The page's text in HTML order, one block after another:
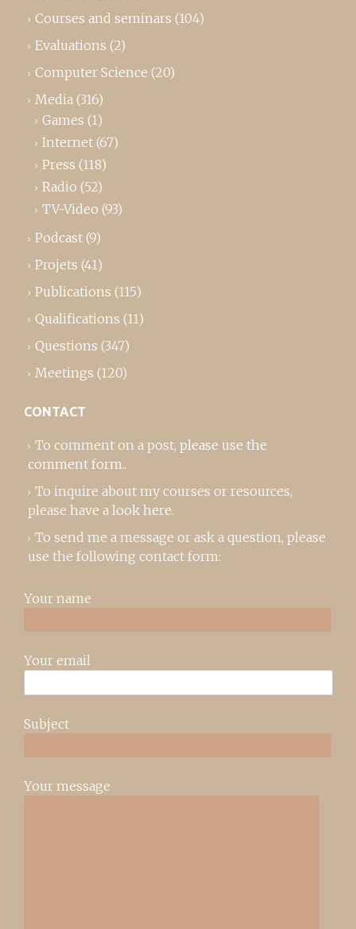
Courses and seminars (104)
Evaluations (2)
Computer Science (20)
Media (316)
Games (1)
Internet (67)
Press (118)
Radio (52)
TV-Video (93)
Podcast (9)
Projets (41)
Publications (115)
Qualifications (11)
Questions (347)
Meetings (120)
CONTACT
To comment on a post, please use the
comment form..
To inquire about my courses or resources,
please have a look here.
To send me a message or ask a question, please
use the following contact form:
Your name
Your email
Subject
Your message